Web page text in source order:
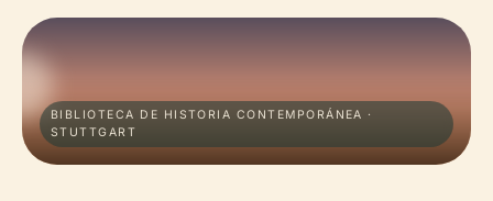
BIBLIOTECA DE HISTORIA CONTEMPORÁNEA ·
STUTTGART